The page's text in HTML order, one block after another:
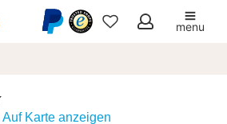
Meine
menu
Auf Karte anzeigen